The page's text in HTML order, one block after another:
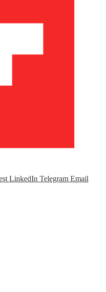
LinkedIn Telegram Email